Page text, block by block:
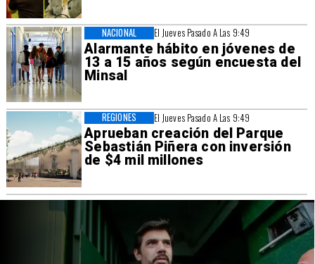
El Jueves Pasado A Las 9:49
Alarmante hábito en jóvenes de
13 a 15 años según encuesta del
Minsal
NACIONAL
El Jueves Pasado A Las 9:49
Aprueban creación del Parque
Sebastián Piñera con inversión
de $4 mil millones
REGIONES